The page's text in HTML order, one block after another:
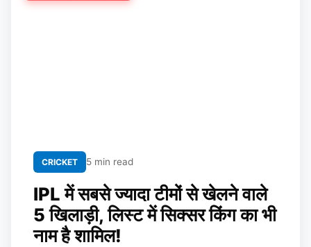
CRICKET 5 min read
IPL में सबसे ज्यादा टीमों से खेलने वाले
5 खिलाड़ी, लिस्ट में सिक्सर किंग का भी
नाम है शामिल!